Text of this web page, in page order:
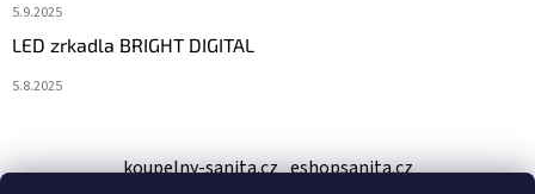
5.9.2025
LED zrkadla BRIGHT DIGITAL
5.8.2025
koupelny-sanita.cz eshopsanita.cz